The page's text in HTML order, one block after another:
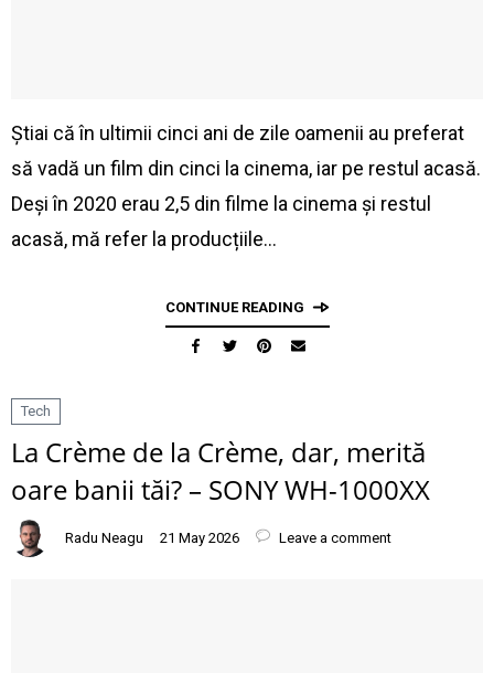
Știai că în ultimii cinci ani de zile oamenii au preferat
să vadă un film din cinci la cinema, iar pe restul acasă.
Deși în 2020 erau 2,5 din filme la cinema și restul
acasă, mă refer la producțiile…
CONTINUE READING
Tech
La Crème de la Crème, dar, merită
oare banii tăi? – SONY WH-1000XX
Radu Neagu 21 May 2026 Leave a comment